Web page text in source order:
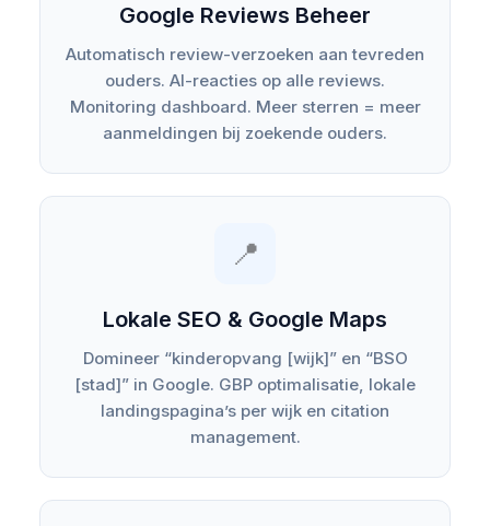
Google Reviews Beheer
Automatisch review-verzoeken aan tevreden
ouders. AI-reacties op alle reviews.
Monitoring dashboard. Meer sterren = meer
aanmeldingen bij zoekende ouders.
📍
Lokale SEO & Google Maps
Domineer “kinderopvang [wijk]” en “BSO
[stad]” in Google. GBP optimalisatie, lokale
landingspagina’s per wijk en citation
management.